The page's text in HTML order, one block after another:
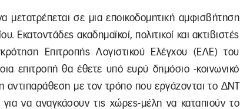
μετατρέπεται σε μια εποικοδομητική αμφισβήτηση
Εκατοντάδες ακαδημαϊκοί, πολιτικοί και ακτιβιστές
Επιτροπής Λογιστικού Ελέγχου (ΕΛΕ) του
επιτροπή θα έθετε υπό ευρύ δημόσιο -κοινωνικό
αντιπαράθεση με τον τρόπο που εργάζονται το ΔΝΤ
να αναγκάσουν τις χώρες-μέλη να καταπιούν το